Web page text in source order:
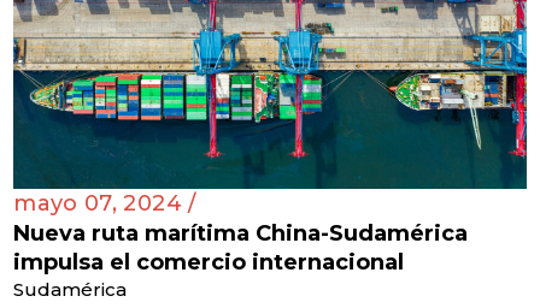
mayo 07, 2024 /
Nueva ruta marítima China-Sudamérica
impulsa el comercio internacional
Sudamérica